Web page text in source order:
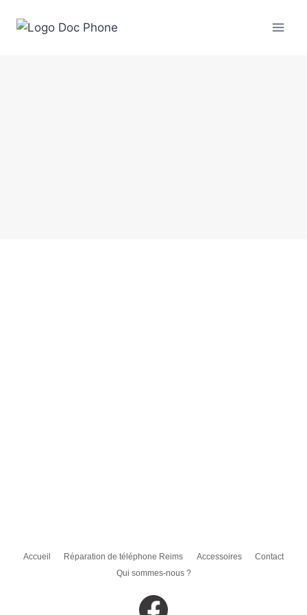
Accueil Réparation de téléphone Reims Accessoires
Contact
Qui sommes-nous ?